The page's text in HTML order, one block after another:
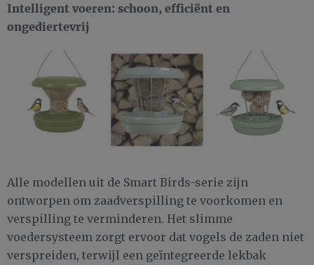
Intelligent voeren: schoon, efficiënt en
ongediertevrij
Alle modellen uit de Smart Birds-serie zijn
ontworpen om zaadverspilling te voorkomen en
verspilling te verminderen. Het slimme
voedersysteem zorgt ervoor dat vogels de zaden niet
verspreiden, terwijl een geïntegreerde lekbak